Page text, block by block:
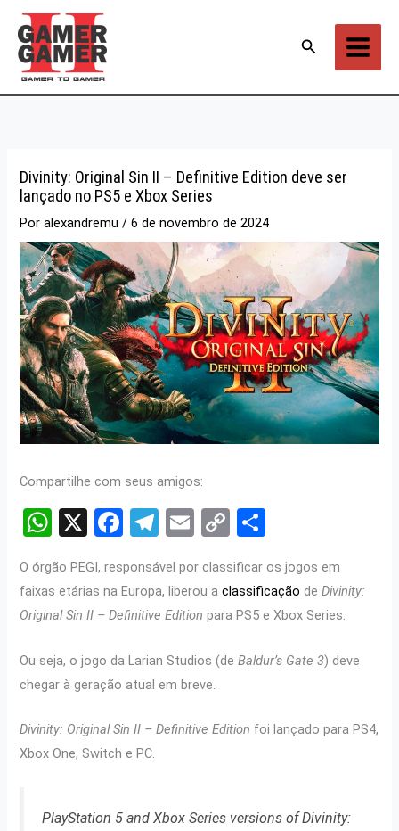
para
conteúdo
Pesquisar
Divinity: Original Sin II – Definitive Edition deve ser
lançado no PS5 e Xbox Series
Poralexandremu/6 de novembro de 2024
Compartilhe com seus amigos:
W
at
s
p
p
X
F
ce
b
o
k
T
e
gr
m
E
ail
C
py
Li
k
ar
e
O órgão PEGI, responsável por classificar os jogos em
faixas etárias na Europa, liberou aclassificação deDivinity:
Original Sin II – Definitive Edition para PS5 e Xbox Series.
Ou seja, o jogo da Larian Studios (deBaldur’s Gate 3) deve
chegar à geração atual em breve.
Divinity: Original Sin II – Definitive Edition foi lançado para PS4,
Xbox One, Switch e PC.
PlayStation 5 and Xbox Series versions of Divinity: